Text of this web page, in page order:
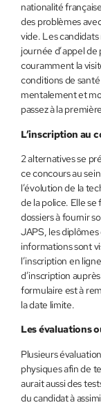
nationalité
des problèmes
vide. Les
journée d’appel de
couramment la
conditions de
mentalement et
passez à la
L’inscription au
2 alternatives se
ce concours au
l’évolution de la
de la police. Elle
dossiers à fournir
JAPS, les
informations sont
l’inscription en
d’inscription
formulaire est à
la date limite.
Les évaluations
Plusieurs
physiques afin de
aurait aussi des
du candidat à